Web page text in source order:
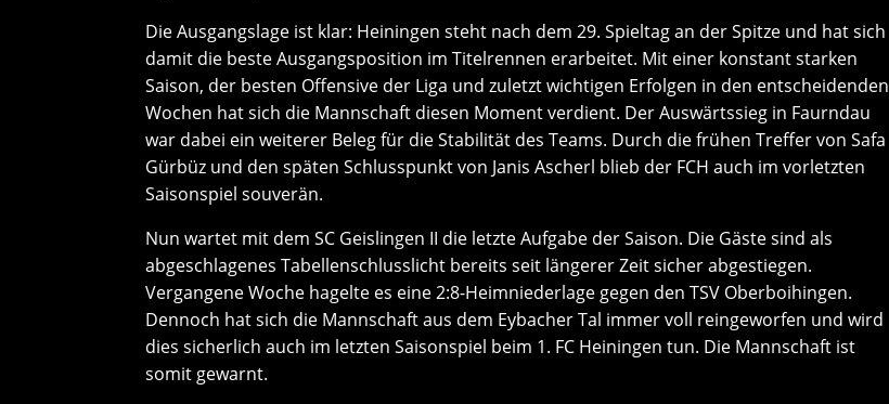
Die Ausgangslage ist klar: Heiningen steht nach dem 29. Spieltag an der Spitze und hat sich
damit die beste Ausgangsposition im Titelrennen erarbeitet. Mit einer konstant starken
Saison, der besten Offensive der Liga und zuletzt wichtigen Erfolgen in den entscheidenden
Wochen hat sich die Mannschaft diesen Moment verdient. Der Auswärtssieg in Faurndau
war dabei ein weiterer Beleg für die Stabilität des Teams. Durch die frühen Treffer von Safa
Gürbüz und den späten Schlusspunkt von Janis Ascherl blieb der FCH auch im vorletzten
Saisonspiel souverän.
Nun wartet mit dem SC Geislingen II die letzte Aufgabe der Saison. Die Gäste sind als
abgeschlagenes Tabellenschlusslicht bereits seit längerer Zeit sicher abgestiegen.
Vergangene Woche hagelte es eine 2:8-Heimniederlage gegen den TSV Oberboihingen.
Dennoch hat sich die Mannschaft aus dem Eybacher Tal immer voll reingeworfen und wird
dies sicherlich auch im letzten Saisonspiel beim 1. FC Heiningen tun. Die Mannschaft ist
somit gewarnt.